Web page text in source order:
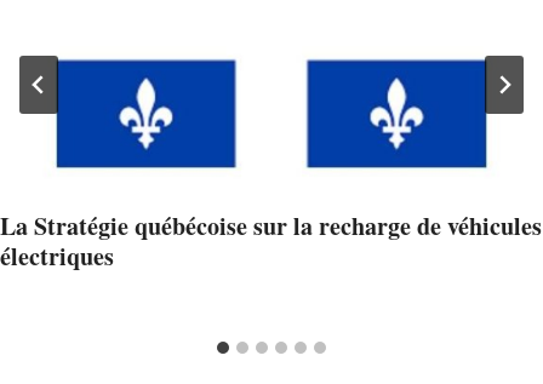
La Stratégie québécoise sur la recharge de véhicules
électriques